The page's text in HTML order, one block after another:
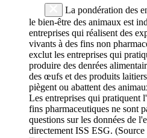
La pondération des
le bien-être des animaux est
entreprises qui réalisent des
vivants à des fins non
exclut les entreprises qui
produire des denrées
des œufs et des produits
piègent ou abattent des
Les entreprises qui pratiquent
fins pharmaceutiques ne sont
questions sur les données de
directement ISS ESG.